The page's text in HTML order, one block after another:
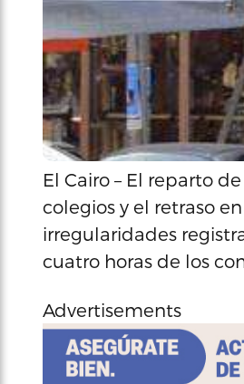
El Cairo – El reparto
colegios y el retraso
irregularidades
cuatro horas de los
Advertisements